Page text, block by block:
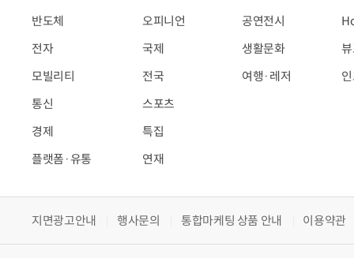
반도체
전자
모빌리티
통신
경제
플랫폼·유통
오피니언
국제
전국
스포츠
특집
연재
공연전시
생활문화
여행·레저
지면광고안내 행사문의 통합마케팅 상품 안내 이용약관